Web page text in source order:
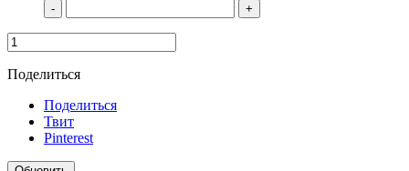
- +
Поделиться
Поделиться
Твит
Pinterest